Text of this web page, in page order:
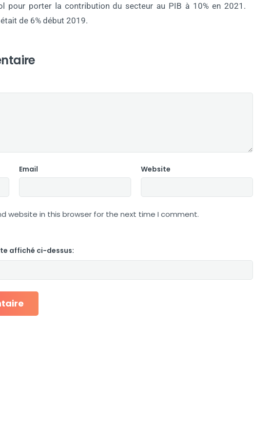
pour porter la contribution du secteur au PIB à 10% en 2021.
de 6% début 2019.
Email Website
website in this browser for the next time I comment.
affiché ci-dessus: